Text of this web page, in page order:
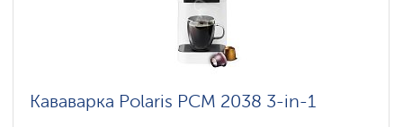
Кававарка Polaris PCM 2038 3-in-1